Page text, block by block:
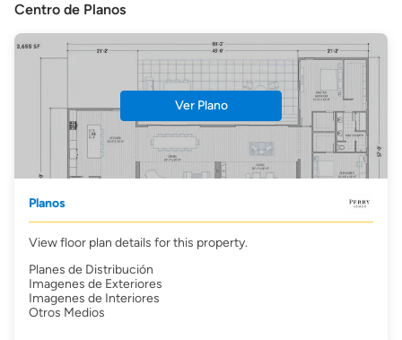
Centro de Planos
Ver Plano
Planos
View floor plan details for this property.
Planes de Distribución
Imagenes de Exteriores
Imagenes de Interiores
Otros Medios